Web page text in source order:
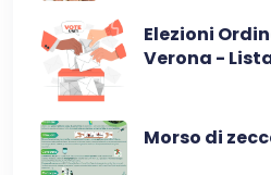
Elezioni
Verona -
Morso di